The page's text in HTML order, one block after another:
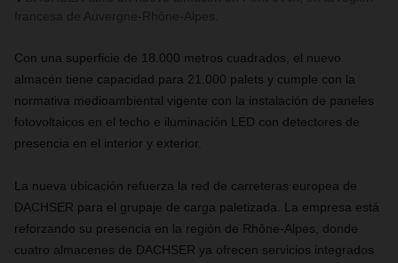
Con una superficie de 18.000 metros cuadrados, el nuevo
almacén tiene capacidad para 21.000 palets y cumple con la
normativa medioambiental vigente con la instalación de paneles
fotovoltaicos en el techo e iluminación LED con detectores de
presencia en el interior y exterior.
La nueva ubicación refuerza la red de carreteras europea de
DACHSER para el grupaje de carga paletizada. La empresa está
reforzando su presencia en la región de Rhône-Alpes, donde
cuatro almacenes de DACHSER ya ofrecen servicios integrados